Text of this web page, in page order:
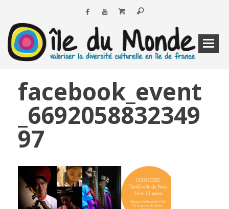
facebook_event
_6692058832349
97